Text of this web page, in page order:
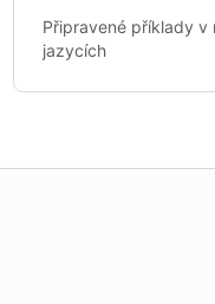
Připravené příklady v
jazycích